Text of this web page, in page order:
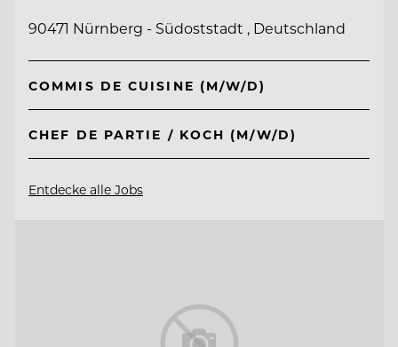
90471 Nürnberg - Südoststadt , Deutschland
COMMIS DE CUISINE (M/W/D)
CHEF DE PARTIE / KOCH (M/W/D)
Entdecke alle Jobs